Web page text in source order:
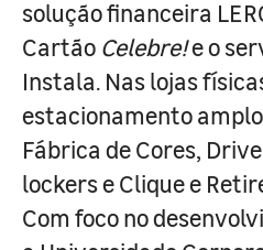
solução financeira
Cartão Celebre!e o
Instala. Nas lojas
estacionamento
Fábrica de Cores,
lockers e Clique e
Com foco no